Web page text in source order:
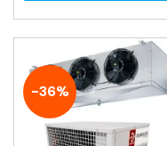
-36%